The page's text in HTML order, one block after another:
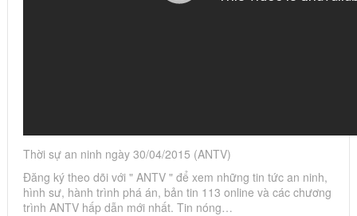
Thời sự an ninh ngày 30/04/2015 (ANTV)
Đăng ký theo dõi với " ANTV " để xem những tin tức an ninh,
hình sư, hành trình phá án, bản tin 113 online và các chương
trình ANTV hấp dẫn mới nhất. Tin nóng…